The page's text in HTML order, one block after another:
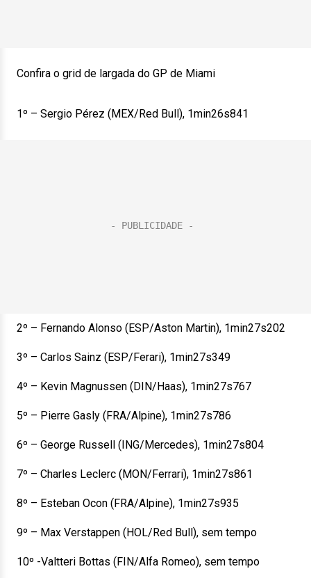
Confira o grid de largada do GP de Miami
1º – Sergio Pérez (MEX/Red Bull), 1min26s841
2º – Fernando Alonso (ESP/Aston Martin), 1min27s202
3º – Carlos Sainz (ESP/Ferari), 1min27s349
4º – Kevin Magnussen (DIN/Haas), 1min27s767
5º – Pierre Gasly (FRA/Alpine), 1min27s786
6º – George Russell (ING/Mercedes), 1min27s804
7º – Charles Leclerc (MON/Ferrari), 1min27s861
8º – Esteban Ocon (FRA/Alpine), 1min27s935
9º – Max Verstappen (HOL/Red Bull), sem tempo
10º -Valtteri Bottas (FIN/Alfa Romeo), sem tempo